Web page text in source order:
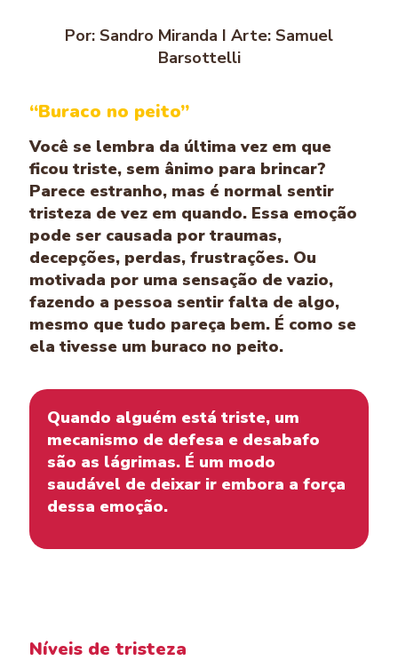
Por: Sandro Miranda I Arte: Samuel
Barsottelli
“Buraco no peito”
Você se lembra da última vez em que
ficou triste, sem ânimo para brincar?
Parece estranho, mas é normal sentir
tristeza de vez em quando. Essa emoção
pode ser causada por traumas,
decepções, perdas, frustrações. Ou
motivada por uma sensação de vazio,
fazendo a pessoa sentir falta de algo,
mesmo que tudo pareça bem. É como se
ela tivesse um buraco no peito.
Quando alguém está triste, um
mecanismo de defesa e desabafo
são as lágrimas. É um modo
saudável de deixar ir embora a força
dessa emoção.
Níveis de tristeza